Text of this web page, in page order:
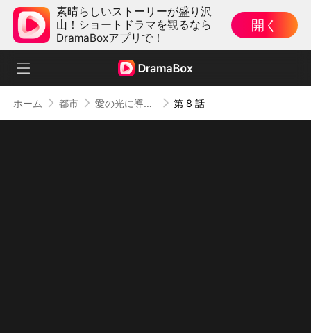
素晴らしいストーリーが盛り沢
山！ショートドラマを観るなら
DramaBoxアプリで！
開く
ホーム 都市 愛の光に導かれて 第 8 話